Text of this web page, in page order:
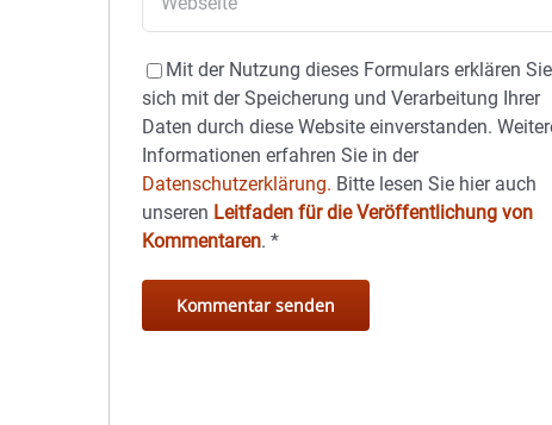
Mit der Nutzung dieses Formulars erklären Sie
sich mit der Speicherung und Verarbeitung Ihrer
Daten durch diese Website einverstanden.
Informationen erfahren Sie in der
Datenschutzerklärung. Bitte lesen Sie hier auch
unseren Leitfaden für die Veröffentlichung von
Kommentaren.*